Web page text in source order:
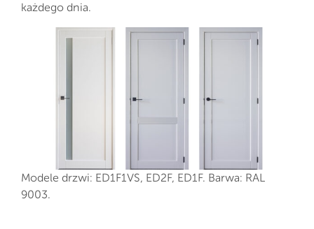
każdego dnia.
Modele drzwi: ED1F1VS, ED2F, ED1F. Barwa: RAL
9003.